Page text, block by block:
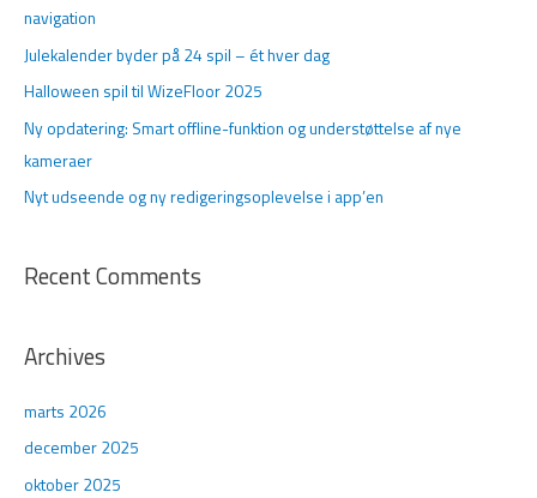
r
:
navigation
Julekalender byder på 24 spil – ét hver dag
Halloween spil til WizeFloor 2025
Ny opdatering: Smart offline-funktion og understøttelse af nye
kameraer
Nyt udseende og ny redigeringsoplevelse i app’en
Recent Comments
Archives
marts 2026
december 2025
oktober 2025